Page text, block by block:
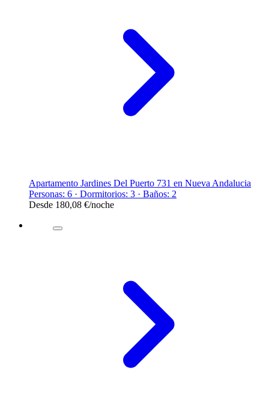
Apartamento Jardines Del Puerto 731 en Nueva Andalucia
Personas: 6 · Dormitorios: 3 · Baños: 2
Desde 180,08 €/noche